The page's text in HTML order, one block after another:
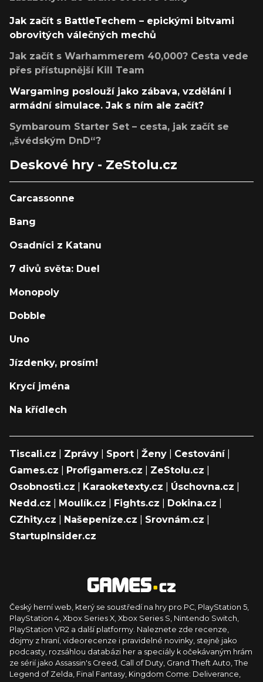
Jak začít s BattleTechem – epickými bitvami
obrovitých válečných mechů
Jak začít s Warhammerem 40,000? Cesta vede
přes přístupnější Kill Team
Wargaming poslouží jako zábava, vzdělání i
armádní simulace. Jak s ním ale začít?
Symbaroum Starter Set – cesta, jak začít se
„švédským DnD“?
Deskové hry - ZeStolu.cz
Carcassonne
Bang
Osadníci z Katanu
7 divů světa: Duel
Monopoly
Dobble
Uno
Jízdenky, prosím!
Krycí jména
Na křídlech
Tiscali.cz Zprávy Sport Ženy Cestování|
Games.cz
Profigamers.cz ZeStolu.cz
Osobnosti.cz
Karaoketexty.cz Úschovna.cz
Nedd.cz
Moulík.cz Fights.cz Dokina.cz
CZhity.cz
Našepeníze.cz Srovnám.cz
StartupInsider.cz
Český herní web, který se soustředí na hry pro PC, PlayStation 5,
PlayStation 4, Xbox Series X, Xbox Series S, Nintendo Switch,
PlayStation VR2 a další platformy. Naleznete zde recenze,
dojmy z hraní, videorecenze i pravidelné novinky, stejně jako
podcasty, rozsáhlou databázi her a speciály k očekávaným hrám
ze sérií jako Assassin's Creed, Call of Duty, Grand Theft Auto, The
Legend of Zelda, Final Fantasy, Kingdom Come: Deliverance,